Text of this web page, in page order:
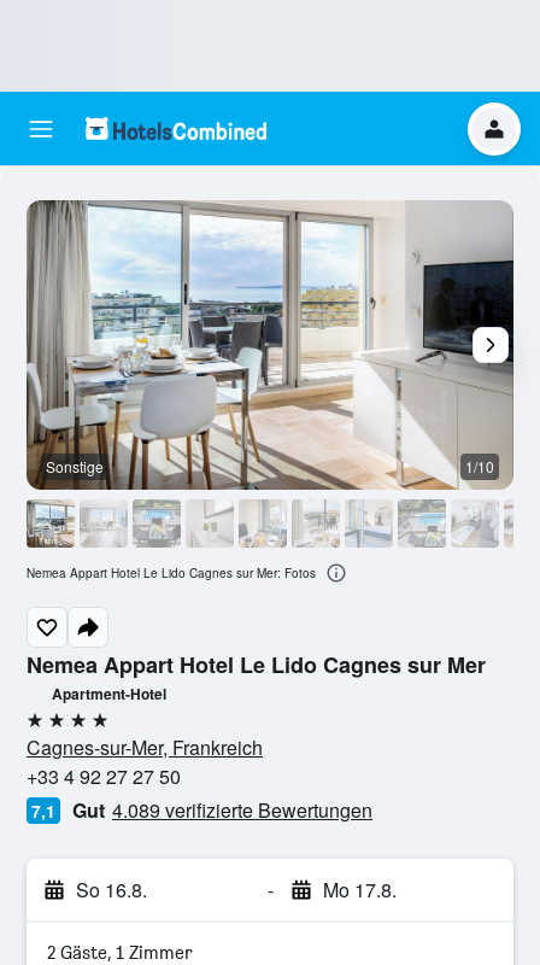
Nemea Appart Hotel Le Lido Cagnes sur Mer
Apartment-Hotel
4 Sterne
Cagnes-sur-Mer, Frankreich
+33 4 92 27 27 50
7,1 Gut 4.089 verifizierte Bewertungen
So 16.8. - Mo 17.8.
2 Gäste, 1 Zimmer
Sonstige 1/10
Nemea Appart Hotel Le Lido Cagnes sur Mer: Fotos